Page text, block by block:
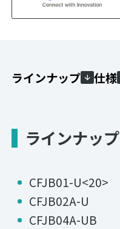
ラインナップ 仕様
ラインナップ
CFJB01-U<20>
CFJB02A-U
CFJB04A-UB